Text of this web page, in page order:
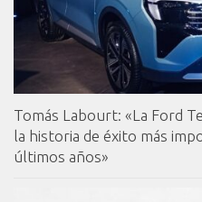
Tomás Labourt: «La Ford
la historia de éxito más
últimos años»